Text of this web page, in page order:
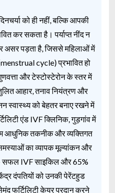
को ही नहीं, बल्कि आपकी
कर सकता है। पर्याप्त नींद न
असर पड़ता है, जिससे महिलाओं में
cycle) प्रभावित हो
और टेस्टोस्टेरोन के स्तर में
आहार, तनाव नियंत्रण और
स्वास्थ्य को बेहतर बनाए रखने में
एंड IVF क्लिनिक, गुड़गांव में
आधुनिक तकनीक और व्यक्तिगत
का व्यापक मूल्यांकन और
सफल IVF साइकिल और 65%
दंपतियों को उनकी पेरेंटहुड
फर्टिलिटी केयर प्रदान करने